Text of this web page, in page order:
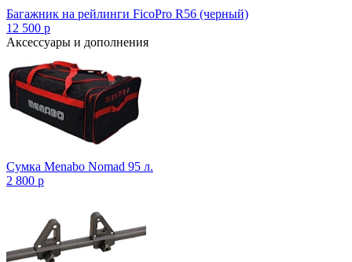
Багажник на рейлинги FicoPro R56 (черный)
12 500 p
Аксессуары и дополнения
Сумка Menabo Nomad 95 л.
2 800 p